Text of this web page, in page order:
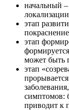
начальный
этап
этап
может быть
этап
симптомов:
приводит к